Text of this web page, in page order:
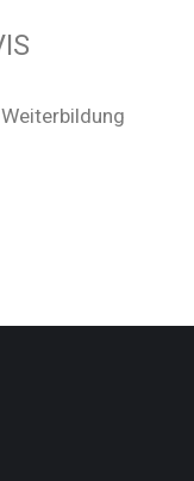
Weiterbildung